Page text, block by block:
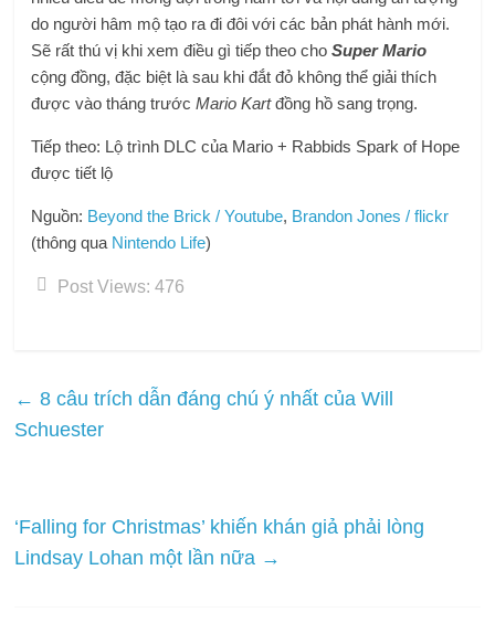
do người hâm mộ tạo ra đi đôi với các bản phát hành mới.
Sẽ rất thú vị khi xem điều gì tiếp theo choSuper Mario
cộng đồng, đặc biệt là sau khi đắt đỏ không thể giải thích
được vào tháng trướcMario Kartđồng hồ sang trọng.
Tiếp theo: Lộ trình DLC của Mario + Rabbids Spark of Hope
được tiết lộ
Nguồn: Beyond the Brick / Youtube, Brandon Jones / flickr
(thông qua Nintendo Life)
Post Views: 476
← 8 câu trích dẫn đáng chú ý nhất của Will
Schuester
‘Falling for Christmas’ khiến khán giả phải lòng
Lindsay Lohan một lần nữa →